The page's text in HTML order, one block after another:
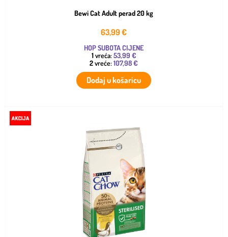
Bewi Cat Adult perad 20 kg
63,99€
HOP SUBOTA CIJENE
1vreća:53,99 €
2vreće:107,98 €
Dodaj u košaricu